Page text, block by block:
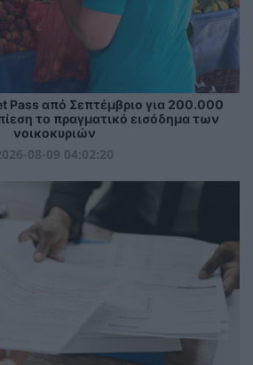
Pass από Σεπτέμβριο για 200.000
το πραγματικό εισόδημα των
νοικοκυριών
08-09 04:02:20